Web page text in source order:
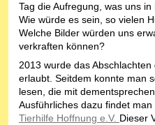
Tag die Aufregung, was uns
Wie würde es sein, so vielen
Welche Bilder würden uns
verkraften können?
2013 wurde das
erlaubt. Seitdem konnte man
lesen, die mit
Ausführliches dazu findet
Tierhilfe Hoffnung e.V. Dieser